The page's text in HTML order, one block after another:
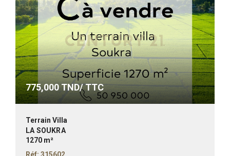
775,000TND/ TTC
Terrain Villa
LA SOUKRA
1270 m²
Réf: 315602